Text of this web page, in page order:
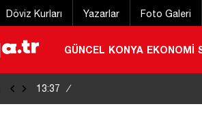
Döviz Kurları Yazarlar Foto Galeri
GÜNCEL KONYA EKONOMİ
13:37 /